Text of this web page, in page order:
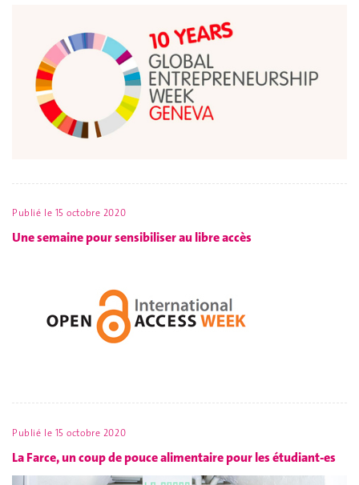
Publié le 15 octobre 2020
Une semaine pour sensibiliser au libre accès
Publié le 15 octobre 2020
La Farce, un coup de pouce alimentaire pour les étudiant-es